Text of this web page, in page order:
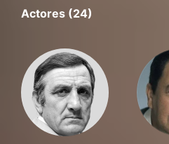
Actores (24)